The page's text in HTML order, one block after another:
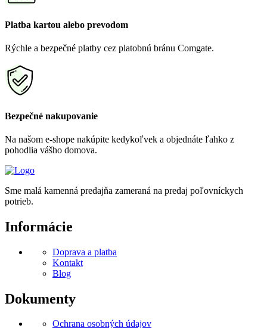
Platba kartou alebo prevodom
Rýchle a bezpečné platby cez platobnú bránu Comgate.
Bezpečné nakupovanie
Na našom e-shope nakúpite kedykoľvek a objednáte ľahko z
pohodlia vášho domova.
Sme malá kamenná predajňa zameraná na predaj poľovníckych
potrieb.
Informácie
Doprava a platba
Kontakt
Blog
Dokumenty
Ochrana osobných údajov